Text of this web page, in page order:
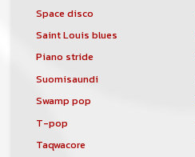
Space disco
Saint Louis blues
Piano stride
Suomisaundi
Swamp pop
T-pop
Taqwacore